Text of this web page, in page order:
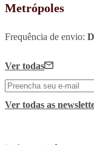
Metrópoles
Frequência de envio:
Ver todas
Ver todas as